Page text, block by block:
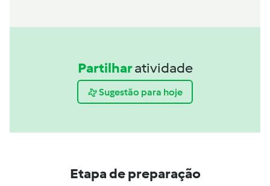
Partilharatividade
Sugestão para hoje
Etapa de preparação